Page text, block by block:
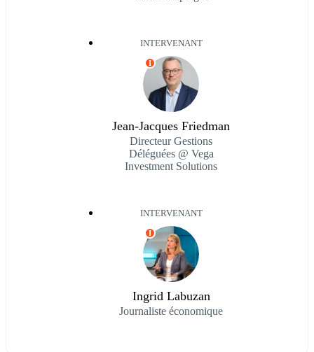
INTERVENANT
I
Jean-Jacques Friedman
Directeur Gestions
Déléguées @ Vega
Investment Solutions
INTERVENANT
I
Ingrid Labuzan
Journaliste économique